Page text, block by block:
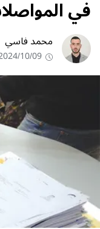
في
محمد فاسي
10/09